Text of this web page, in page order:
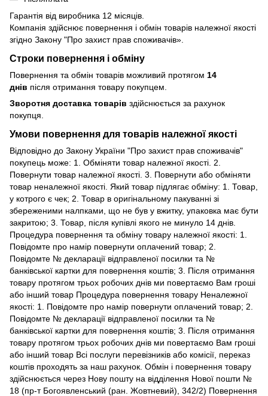
Гарантія від виробника 12 місяців.
Компанія здійснює повернення і обмін товарів належної якості
згідно Закону "Про захист прав споживачів»
Строки повернення і обміну
Повернення та обмін товарів можливий протягом 14
днів після отримання товару покупцем.
Зворотня доставка товарів здійснюється за рахунок
покупця.
Умови повернення для товарів належної якості
Відповідно до Закону України "Про захист прав споживачів"
покупець може: 1. Обміняти товар належної якості. 2.
Повернути товар належної якості. 3. Повернути або обміняти
товар неналежної якості. Який товар підлягає обміну: 1. Товар,
у котрого є чек; 2. Товар в оригінальному пакуванні зі
збереженими налпками, що не був у вжитку, упаковка має бути
закритою; 3. Товар, після купівлі якого не минуло 14 днів.
Процедура повернення та обміну товару належної якості: 1.
Повідомте про намір повернути оплачений товар; 2.
Повідомте № декларації відправленої посилки та №
банківської картки для повернення коштів; 3. Після отримання
товару протягом трьох робочих днів ми повертаємо Вам гроші
або інший товар Процедура повернення товару Неналежної
якості: 1. Повідомте про намір повернути оплачений товар; 2.
Повідомте № декларації відправленої посилки та №
банківської картки для повернення коштів; 3. Після отримання
товару протягом трьох робочих днів ми повертаємо Вам гроші
або інший товар Всі послуги перевізників або комісії, переказ
коштів проходять за наш рахунок. Обмін і повернення товару
здійснюється через Нову пошту на відділення Нової пошти №
18 (пр-т Богоявленський (ран. Жовтневий), 342/2) Повернення